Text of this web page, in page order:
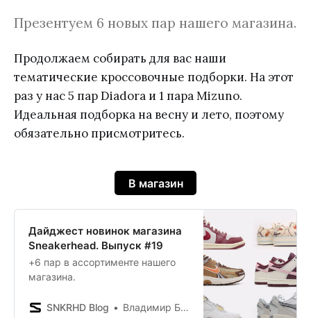
Презентуем 6 новых пар нашего магазина.
Продолжаем собирать для вас наши
тематические кроссовочные подборки. На этот
раз у нас 5 пар Diadora и 1 пара Mizuno.
Идеальная подборка на весну и лето, поэтому
обязательно присмотритесь.
В магазин
Дайджест новинок магазина
Sneakerhead. Выпуск #19
+6 пар в ассортименте нашего
магазина.
SNKRHD Blog Владимир Борисенков